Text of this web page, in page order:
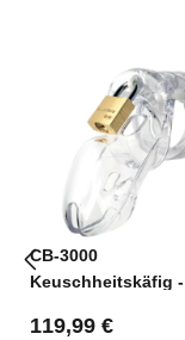
CB-3000
Keuschheitskäfig -
Regulärer Preis:
119,99 €